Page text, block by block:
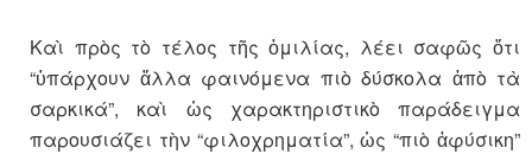
Καὶ πρὸς τὸ τέλος τῆς ὁμιλίας, λέει σαφῶς ὅτι
“ὑπάρχουν ἄλλα φαινόμενα πιὸ δύσκολα ἀπὸ τὰ
σαρκικά”, καὶ ὡς χαρακτηριστικὸ παράδειγμα
παρουσιάζει τὴν “φιλοχρηματία”, ὡς “πιὸ ἀφύσικη”